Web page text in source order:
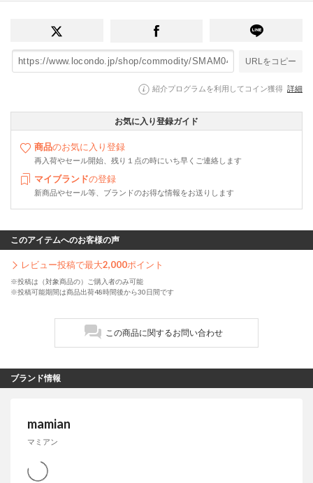
URLをコピー
紹介プログラムを利用してコイン獲得 詳細
お気に入り登録ガイド
商品のお気に入り登録
再入荷やセール開始、残り１点の時にいち早くご連絡します
マイブランドの登録
新商品やセール等、ブランドのお得な情報をお送りします
このアイテムへのお客様の声
レビュー投稿で最大2,000ポイント
※投稿は（対象商品の）ご購入者のみ可能
※投稿可能期間は商品出荷48時間後から30日間です
この商品に関するお問い合わせ
ブランド情報
mamian
マミアン